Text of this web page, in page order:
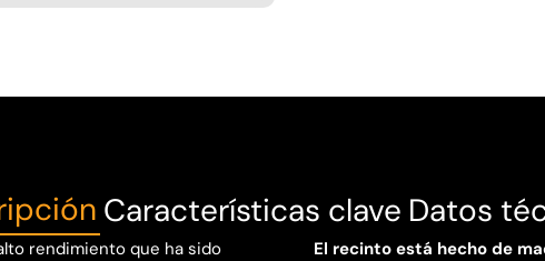
Características clave Datos
rendimiento que ha sido
El recinto está hecho de